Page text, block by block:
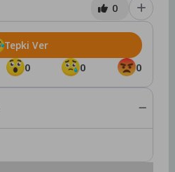
0
0 0 0
Tepki Ver